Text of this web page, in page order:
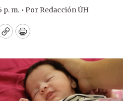
m. • Por Redacción ÚH
CopyPrint